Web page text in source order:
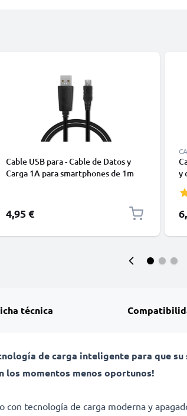
Cable USB para - Cable de Datos y
Carga 1A para smartphones de 1m
4,95 €
y
técnica
de carga inteligente para que
los momentos menos oportunos!
con tecnología de carga moderna y